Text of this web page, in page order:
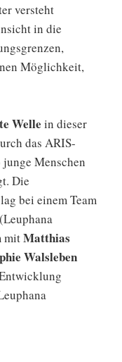
versteht
in die
Möglichkeit,
Welle in dieser
das ARIS-
Menschen
Die
bei einem Team
(Leuphana
mitMatthias
Walsleben